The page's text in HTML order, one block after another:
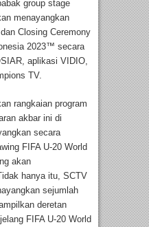
group stage
menayangkan
Closing Ceremony
2023™ secara
aplikasi VIDIO,
TV.
rangkaian program
akbar ini di
secara
FIFA U-20 World
akan
hanya itu, SCTV
sejumlah
deretan
FIFA U-20 World